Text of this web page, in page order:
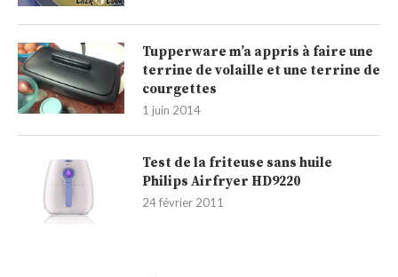
Tupperware m’a appris à faire une
terrine de volaille et une terrine de
courgettes
1 juin 2014
Test de la friteuse sans huile
Philips Airfryer HD9220
24 février 2011